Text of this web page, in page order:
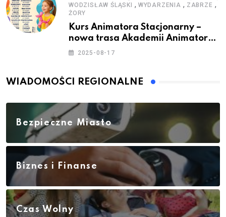
WODZISŁAW ŚLĄSKI , WYDARZENIA , ZABRZE ,
ŻORY
Kurs Animatora Stacjonarny –
nowa trasa Akademii Animatora
– jesień 2025
2025-08-17
WIADOMOŚCI REGIONALNE
Bezpieczne Miasto
Biznes i Finanse
Czas Wolny